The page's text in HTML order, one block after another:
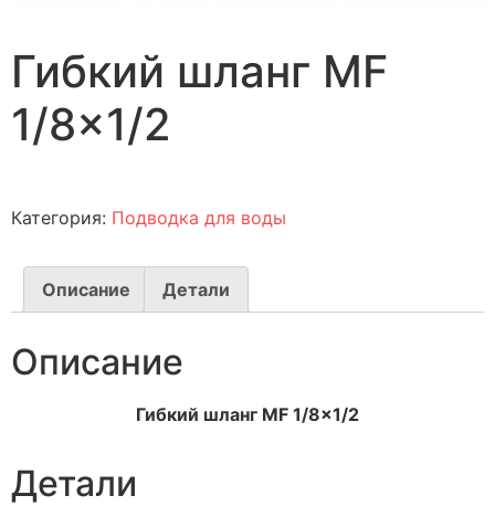
Гибкий шланг MF
1/8×1/2
Категория: Подводка для воды
Описание Детали
Описание
Гибкий шланг MF 1/8×1/2
Детали